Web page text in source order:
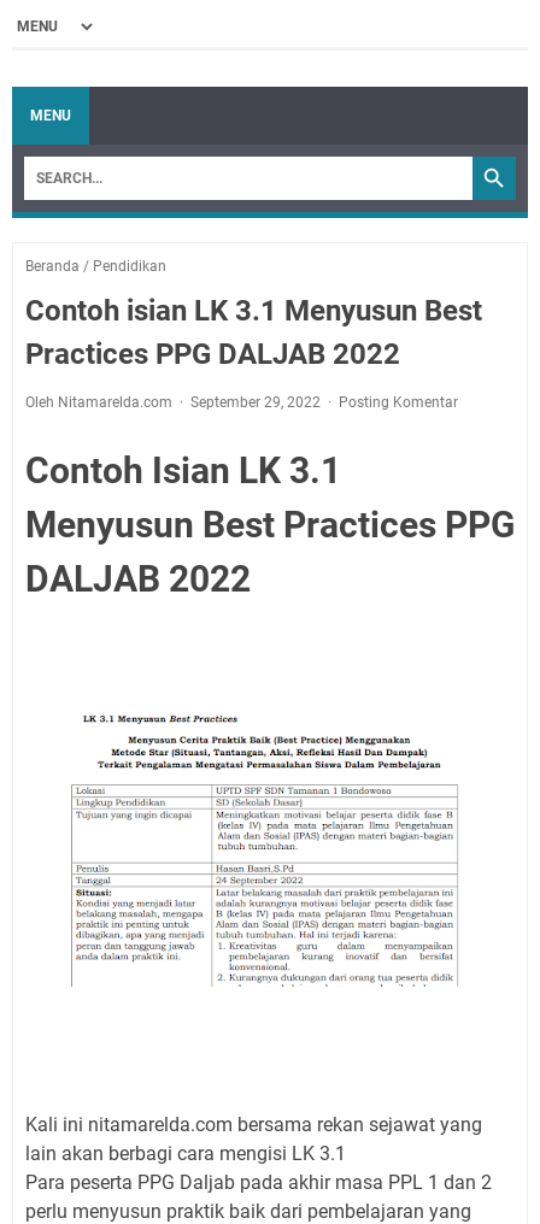
MENU
Beranda / Pendidikan
Contoh isian LK 3.1 Menyusun Best
Practices PPG DALJAB 2022
Oleh Nitamarelda.com September 29, 2022 Posting Komentar
Contoh Isian LK 3.1
Menyusun Best Practices PPG
DALJAB 2022
Kali ini nitamarelda.com bersama rekan sejawat yang
lain akan berbagi cara mengisi LK 3.1
Para peserta PPG Daljab pada akhir masa PPL 1 dan 2
perlu menyusun praktik baik dari pembelajaran yang